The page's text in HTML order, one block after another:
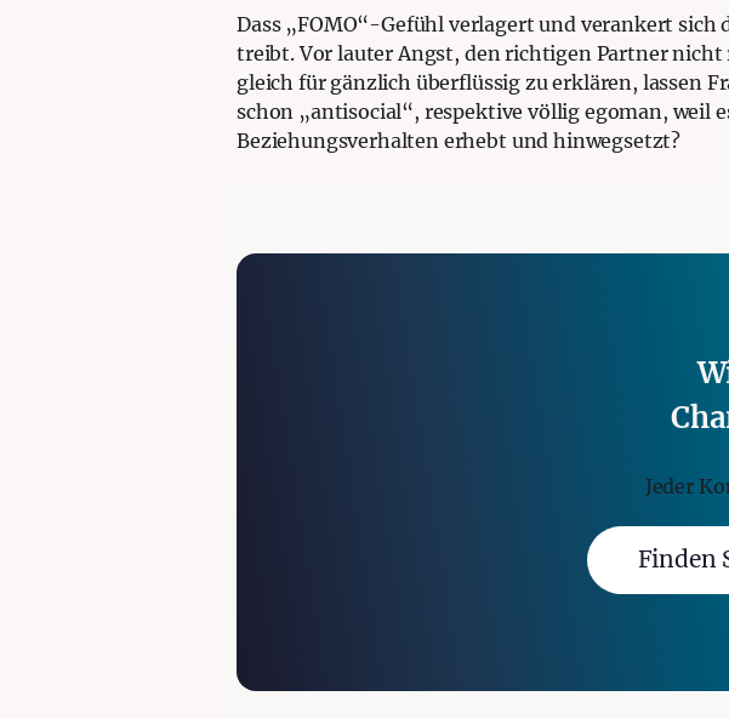
Dass „FOMO“-Gefühl verlagert und verankert sich
treibt. Vor lauter Angst, den richtigen Partner
gleich für gänzlich überflüssig zu erklären, lassen
schon „antisocial“, respektive völlig egoman, weil
Beziehungsverhalten erhebt und hinwegsetzt?
Jeder
Finden